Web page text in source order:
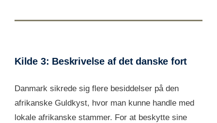
Kilde 3: Beskrivelse af det danske fort
Danmark sikrede sig flere besiddelser på den
afrikanske Guldkyst, hvor man kunne handle med
lokale afrikanske stammer. For at beskytte sine